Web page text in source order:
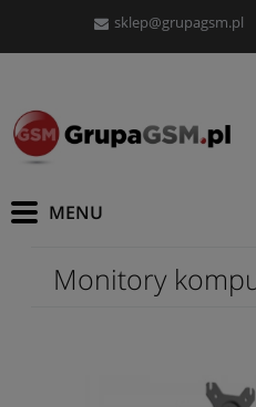
sklep@grupagsm.pl
Monitory